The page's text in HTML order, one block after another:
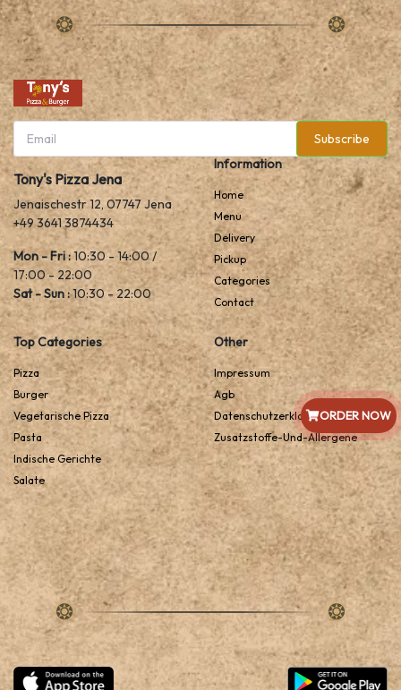
Subscribe
Tony's Pizza Jena
Jenaischestr 12, 07747 Jena
+49 3641 3874434
Mon - Fri :10:30 - 14:00 /
17:00 - 22:00
Sat - Sun :10:30 - 22:00
Information
Home
Menu
Delivery
Pickup
Categories
Contact
Top Categories
Pizza
Burger
Vegetarische Pizza
Pasta
Indische Gerichte
Salate
Other
Impressum
Agb
Datenschutzerklarung
Zusatzstoffe-Und-Allergene
ORDER NOW